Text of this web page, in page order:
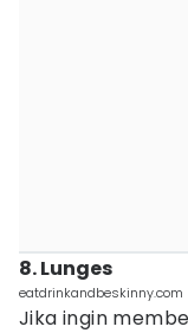
8. Lunges
eatdrinkandbeskinny.com
Jika ingin